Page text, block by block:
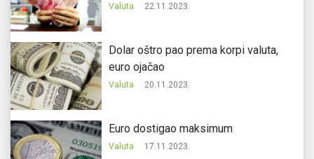
Valuta 22.11.2023.
Dolar oštro pao prema korpi valuta,
euro ojačao
Valuta 20.11.2023.
Еuro dostigao maksimum
Valuta 17.11.2023.